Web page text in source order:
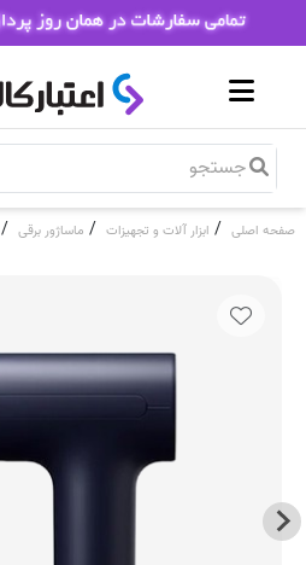
صفحه اصلی / ابزار آلات و تجهیزات / ماساژور برقی /